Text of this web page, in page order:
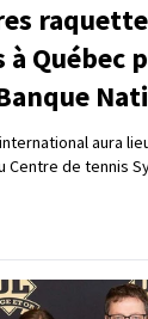
à Québec
aura
de tennis